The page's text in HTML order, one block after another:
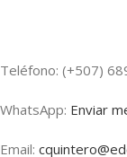
Teléfono: (+507)
WhatsApp: Enviar
Email: